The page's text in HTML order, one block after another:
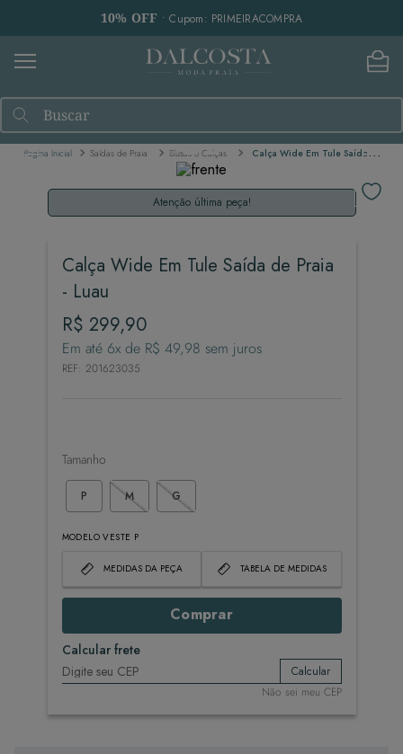
10% OFF • Cupom: PRIMEIRACOMPRA
Buscar
Saídas de Praia Blusas e Calças Calça Wide Em Tule Saída de Praia - Luau
Atenção última peça!
Calça Wide Em Tule Saída de Praia
- Luau
R$ 299,90
Em até 6x de R$ 49,98 sem juros
REF: 201623035
Tamanho
P M G
MODELO VESTE P
MEDIDAS DA PEÇA TABELA DE MEDIDAS
Comprar
Calcular frete
Calcular
Não sei meu CEP